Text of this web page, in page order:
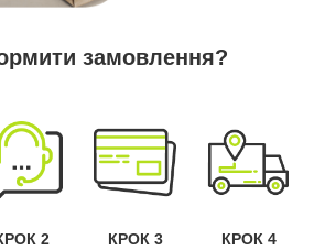
замовлення?
2
КРОК 3
КРОК 4